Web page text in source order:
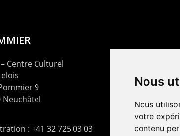
Nous
Nous
votre
contenu
Centre Culturel
9
Neuchâtel
: +41 32 725 03 03